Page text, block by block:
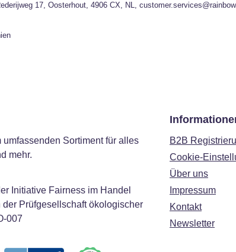
17, Oosterhout, 4906 CX, NL,
umfassenden Sortiment für alles
mehr.
Initiative Fairness im Handel
Prüfgesellschaft ökologischer
007
B2B
Cookie-
Über uns
Impressum
Kontakt
Newsletter